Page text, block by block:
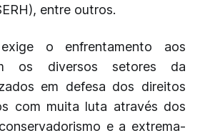
entre outros.
o enfrentamento aos
os diversos setores da
em defesa dos direitos
com muita luta através dos
e a extrema-